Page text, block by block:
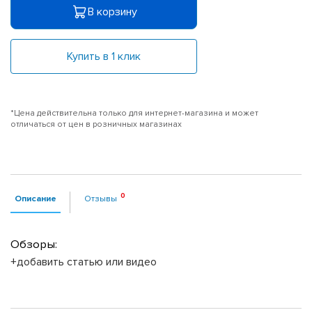
В корзину
Купить в 1 клик
*Цена действительна только для интернет-магазина и может
отличаться от цен в розничных магазинах
Описание Отзывы
Обзоры:
+добавить статью или видео